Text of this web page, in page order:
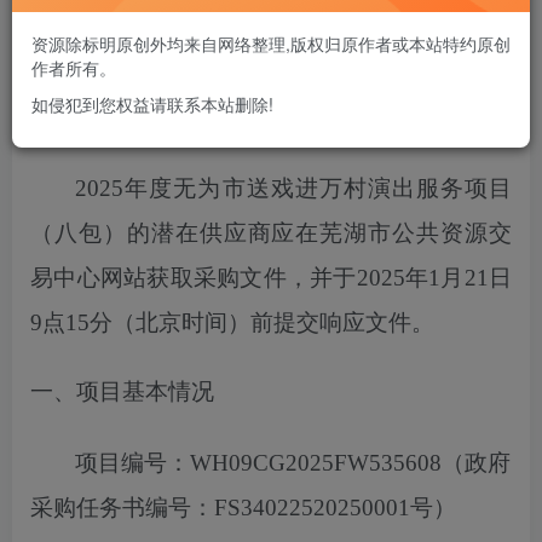
您当前未登录！建议登陆后购买，可保存购买订单
项目概况
2025年度无为市送戏进万村演出服务项目
（八包） 的潜在供应商应在芜湖市公共资源交
易中心网站获取采购文件， 并于2025年1 月 21 日
9点15分 （北京时间）前提交响应文件。
一、项目基本情况
项目编号：WH09CG2025FW535608 （政府
采购任务书编号： FS34022520250001号）
资源除标明原创外均来自网络整理,版权归原作者或本站特约原创
作者所有。
如侵犯到您权益请联系本站删除!